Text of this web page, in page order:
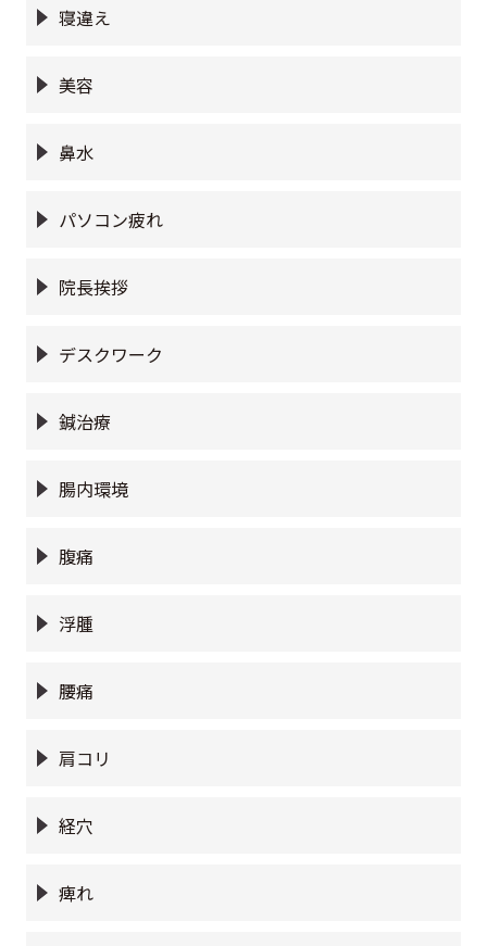
寝違え
美容
鼻水
パソコン疲れ
院長挨拶
デスクワーク
鍼治療
腸内環境
腹痛
浮腫
腰痛
肩コリ
経穴
痺れ